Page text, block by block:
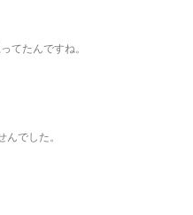
てたんですね。
でした。